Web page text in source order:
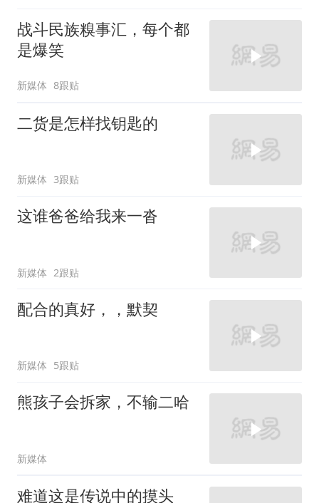
战斗民族糗事汇，每个都
是爆笑
新媒体 8跟贴
二货是怎样找钥匙的
新媒体 3跟贴
这谁爸爸给我来一沓
新媒体 2跟贴
配合的真好，，默契
新媒体 5跟贴
熊孩子会拆家，不输二哈
新媒体
难道这是传说中的摸头